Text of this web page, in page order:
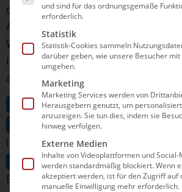
olympische Edelmetall im
Auch insgesamt bewies Europa in
Wettbewerb seine Stärke, denn
insgesamt sieben europäischen
am Ende unter den besten acht.
Gold: Wang Luigi / Wang
Silber: Kate Shortman /
(Großbritannien)
Bronze: Noortje de Brouwer /
Brouwer (Niederlande)
und sind für das ordnungsgemäße
erforderlich.
Statistik
Statistik-Cookies sammeln
darüber geben, wie unsere Besucher
umgehen.
Marketing
Marketing Services werden von
Herausgebern genutzt, um
anzuzeigen. Sie tun dies, indem sie
hinweg verfolgen.
Externe Medien
Inhalte von Videoplattformen und
werden standardmäßig blockiert. Wenn
akzeptiert werden, ist für den Zugriff auf
manuelle Einwilligung mehr erforderlich.